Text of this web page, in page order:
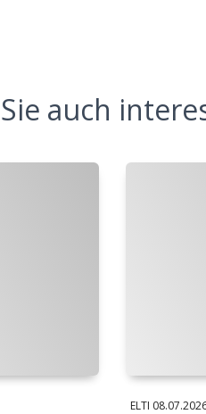
auch
ELTI